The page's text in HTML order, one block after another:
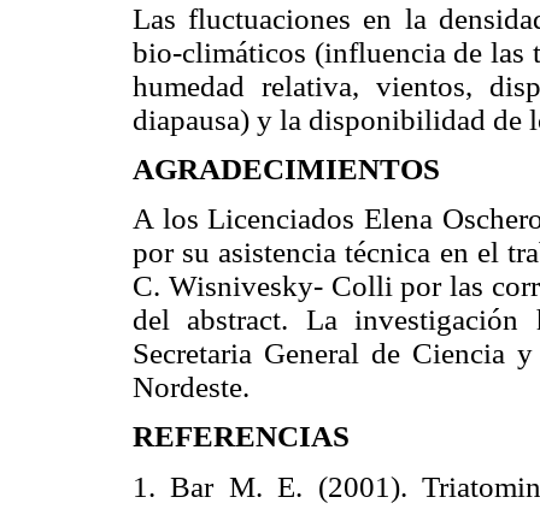
Las fluctuaciones en la
bio-climáticos (influencia de las
humedad relativa, vientos,
diapausa) y la disponibilidad de
AGRADECIMIENTOS
A los Licenciados Elena
por su asistencia técnica en el
C. Wisnivesky- Colli por las
del abstract. La
Secretaria General de Ciencia
Nordeste.
REFERENCIAS
1. Bar M. E. (2001).